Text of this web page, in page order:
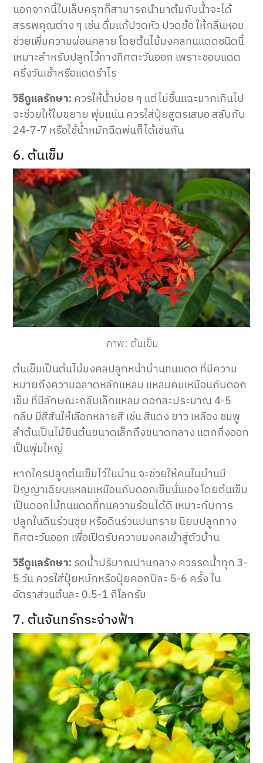
นอกจากนี้ใบเล็บครุฑก็สามารถนำมาต้มกับน้ำจะได้
สรรพคุณต่าง ๆ เช่น ดื่มแก้ปวดหัว ปวดข้อ ให้กลิ่นหอม
ช่วยเพิ่มความผ่อนคลาย โดยต้นไม้มงคลทนแดดชนิดนี้
เหมาะสำหรับปลูกไว้ทางทิศตะวันออก เพราะชอบแดด
ครึ่งวันเช้าหรือแดดรำไร
วิธีดูแลรักษา: ควรให้น้ำบ่อย ๆ แต่ไม่ชื้นแฉะมากเกินไป
จะช่วยให้ใบขยาย พุ่มแน่น ควรใส่ปุ๋ยสูตรเสมอ สลับกับ
24-7-7 หรือใช้น้ำหมักฉีดพ่นก็ได้เช่นกัน
6. ต้นเข็ม
ภาพ: ต้นเข็ม
ต้นเข็มเป็นต้นไม้มงคลปลูกหน้าบ้านทนแดด ที่มีความ
หมายถึงความฉลาดหลักแหลม แหลมคมเหมือนกับดอก
เข็ม ที่มีลักษณะกลีบเล็กแหลม ดอกละประมาณ 4-5
กลีบ มีสีสันให้เลือกหลายสี เช่น สีแดง ขาว เหลือง ชมพู
ลำต้นเป็นไม้ยืนต้นขนาดเล็กถึงขนาดกลาง แตกกิ่งออก
เป็นพุ่มใหญ่
หากใครปลูกต้นเข็มไว้ในบ้าน จะช่วยให้คนในบ้านมี
ปัญญาเฉียบแหลมเหมือนกับดอกเข็มนั่นเอง โดยต้นเข็ม
เป็นดอกไม้ทนแดดที่ทนความร้อนได้ดี เหมาะกับการ
ปลูกในดินร่วนซุย หรือดินร่วนปนทราย นิยมปลูกทาง
ทิศตะวันออก เพื่อเปิดรับความมงคลเข้าสู่ตัวบ้าน
วิธีดูแลรักษา: รดน้ำปริมาณปานกลาง ควรรดน้ำทุก 3-
5 วัน ควรใส่ปุ๋ยหมักหรือปุ๋ยคอกปีละ 5-6 ครั้ง ใน
อัตราส่วนต้นละ 0.5-1 กิโลกรัม
7. ต้นจันทร์กระจ่างฟ้า